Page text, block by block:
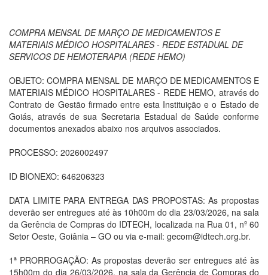
COMPRA MENSAL DE MARÇO DE MEDICAMENTOS E
MATERIAIS MÉDICO HOSPITALARES - REDE ESTADUAL DE
SERVICOS DE HEMOTERAPIA (REDE HEMO)
OBJETO: COMPRA MENSAL DE MARÇO DE MEDICAMENTOS E
MATERIAIS MÉDICO HOSPITALARES - REDE HEMO, através do
Contrato de Gestão firmado entre esta Instituição e o Estado de
Goiás, através de sua Secretaria Estadual de Saúde conforme
documentos anexados abaixo nos arquivos associados.
PROCESSO: 2026002497
ID BIONEXO: 646206323
DATA LIMITE PARA ENTREGA DAS PROPOSTAS: As propostas
deverão ser entregues até às 10h00m do dia 23/03/2026, na sala
da Gerência de Compras do IDTECH, localizada na Rua 01, nº 60
Setor Oeste, Goiânia – GO ou via e-mail: gecom@idtech.org.br.
1ª PRORROGAÇÃO: As propostas deverão ser entregues até às
15h00m do dia 26/03/2026, na sala da Gerência de Compras do